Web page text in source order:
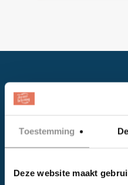
Toestemming
Deze website maakt
Instagram